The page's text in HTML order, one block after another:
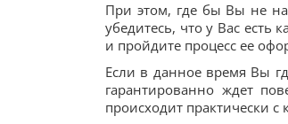
При этом, где бы Вы не
убедитесь, что у Вас есть
и пройдите процесс ее
Если в данное время Вы
гарантированно ждет
происходит практически